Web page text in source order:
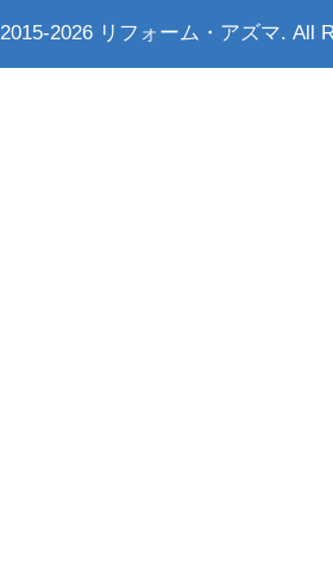
2015-2026 リフォーム・アズマ. All